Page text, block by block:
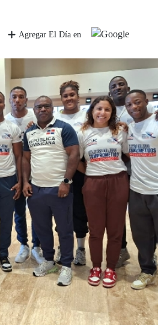
Agregar El Día en